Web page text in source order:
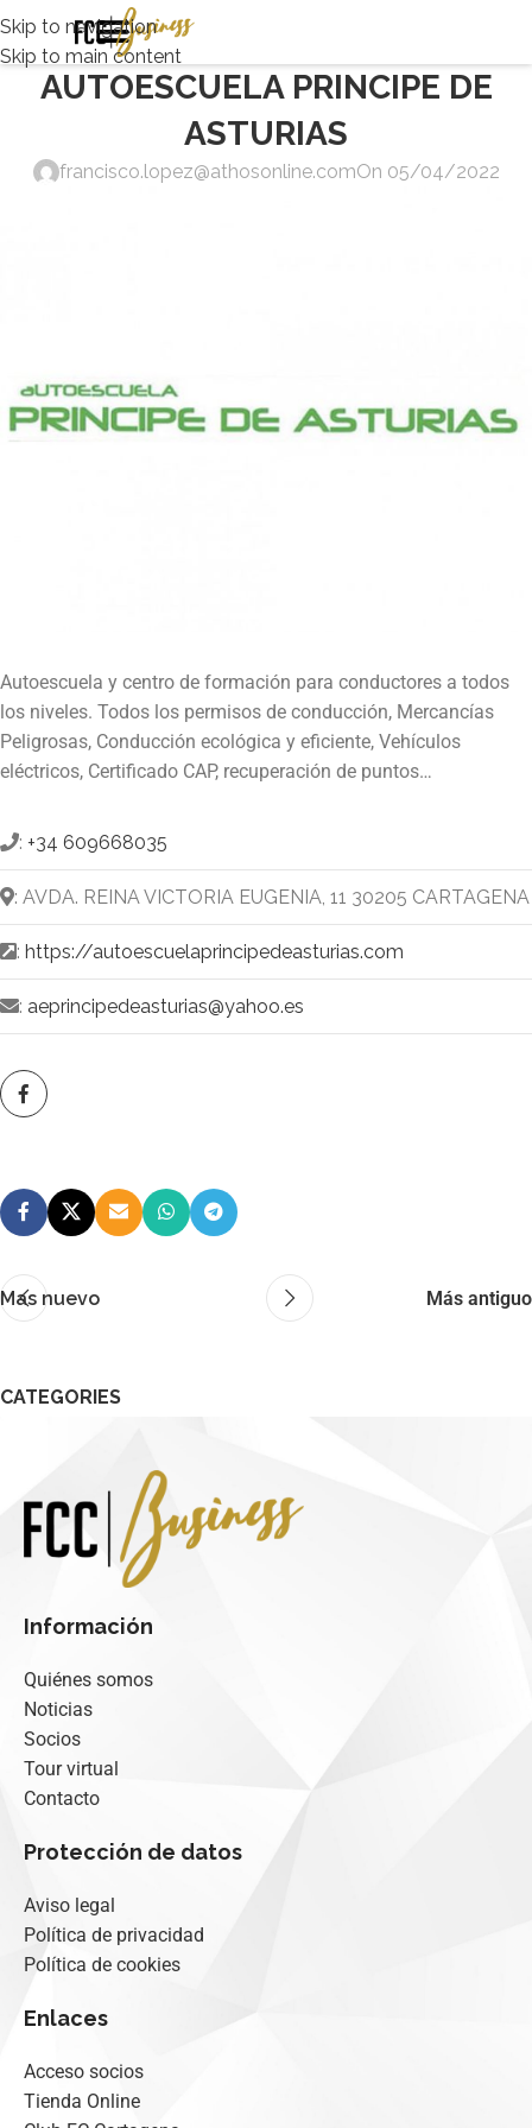
Skip to navigation
Skip to main content
AUTOESCUELA PRINCIPE DE
ASTURIAS
francisco.lopez@athosonline.comOn 05/04/2022
Autoescuela y centro de formación para conductores a todos
los niveles. Todos los permisos de conducción, Mercancías
Peligrosas, Conducción ecológica y eficiente, Vehículos
eléctricos, Certificado CAP, recuperación de puntos…
: +34 609668035
: AVDA. REINA VICTORIA EUGENIA, 11 30205 CARTAGENA
: https://autoescuelaprincipedeasturias.com
: aeprincipedeasturias@yahoo.es
Mas nuevo Más antiguo
CATEGORIES
Información
Quiénes somos
Noticias
Socios
Tour virtual
Contacto
Protección de datos
Aviso legal
Política de privacidad
Política de cookies
Enlaces
Acceso socios
Tienda Online